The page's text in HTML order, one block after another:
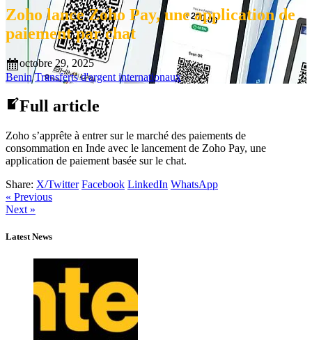
Zoho lance Zoho Pay, une application de
paiement par chat
octobre 29, 2025
Benin Transferts d'argent internationaux
Full article
Zoho s’apprête à entrer sur le marché des paiements de
consommation en Inde avec le lancement de Zoho Pay, une
application de paiement basée sur le chat.
Share: X/Twitter Facebook LinkedIn WhatsApp
« Previous
Next »
Latest News